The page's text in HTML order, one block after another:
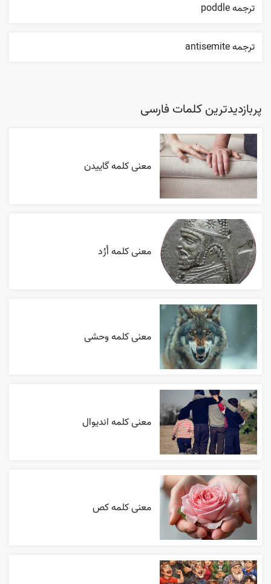
ترجمه poddle
ترجمه antisemite
پربازدیدترین کلمات فارسی
معنی کلمه گاییدن
معنی کلمه اُرُد
معنی کلمه وحشی
معنی کلمه اندیوال
معنی کلمه کص